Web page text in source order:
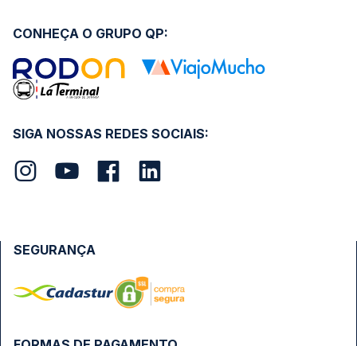
SIGA NOSSAS REDES SOCIAIS:
CONHEÇA O GRUPO QP:
SEGURANÇA